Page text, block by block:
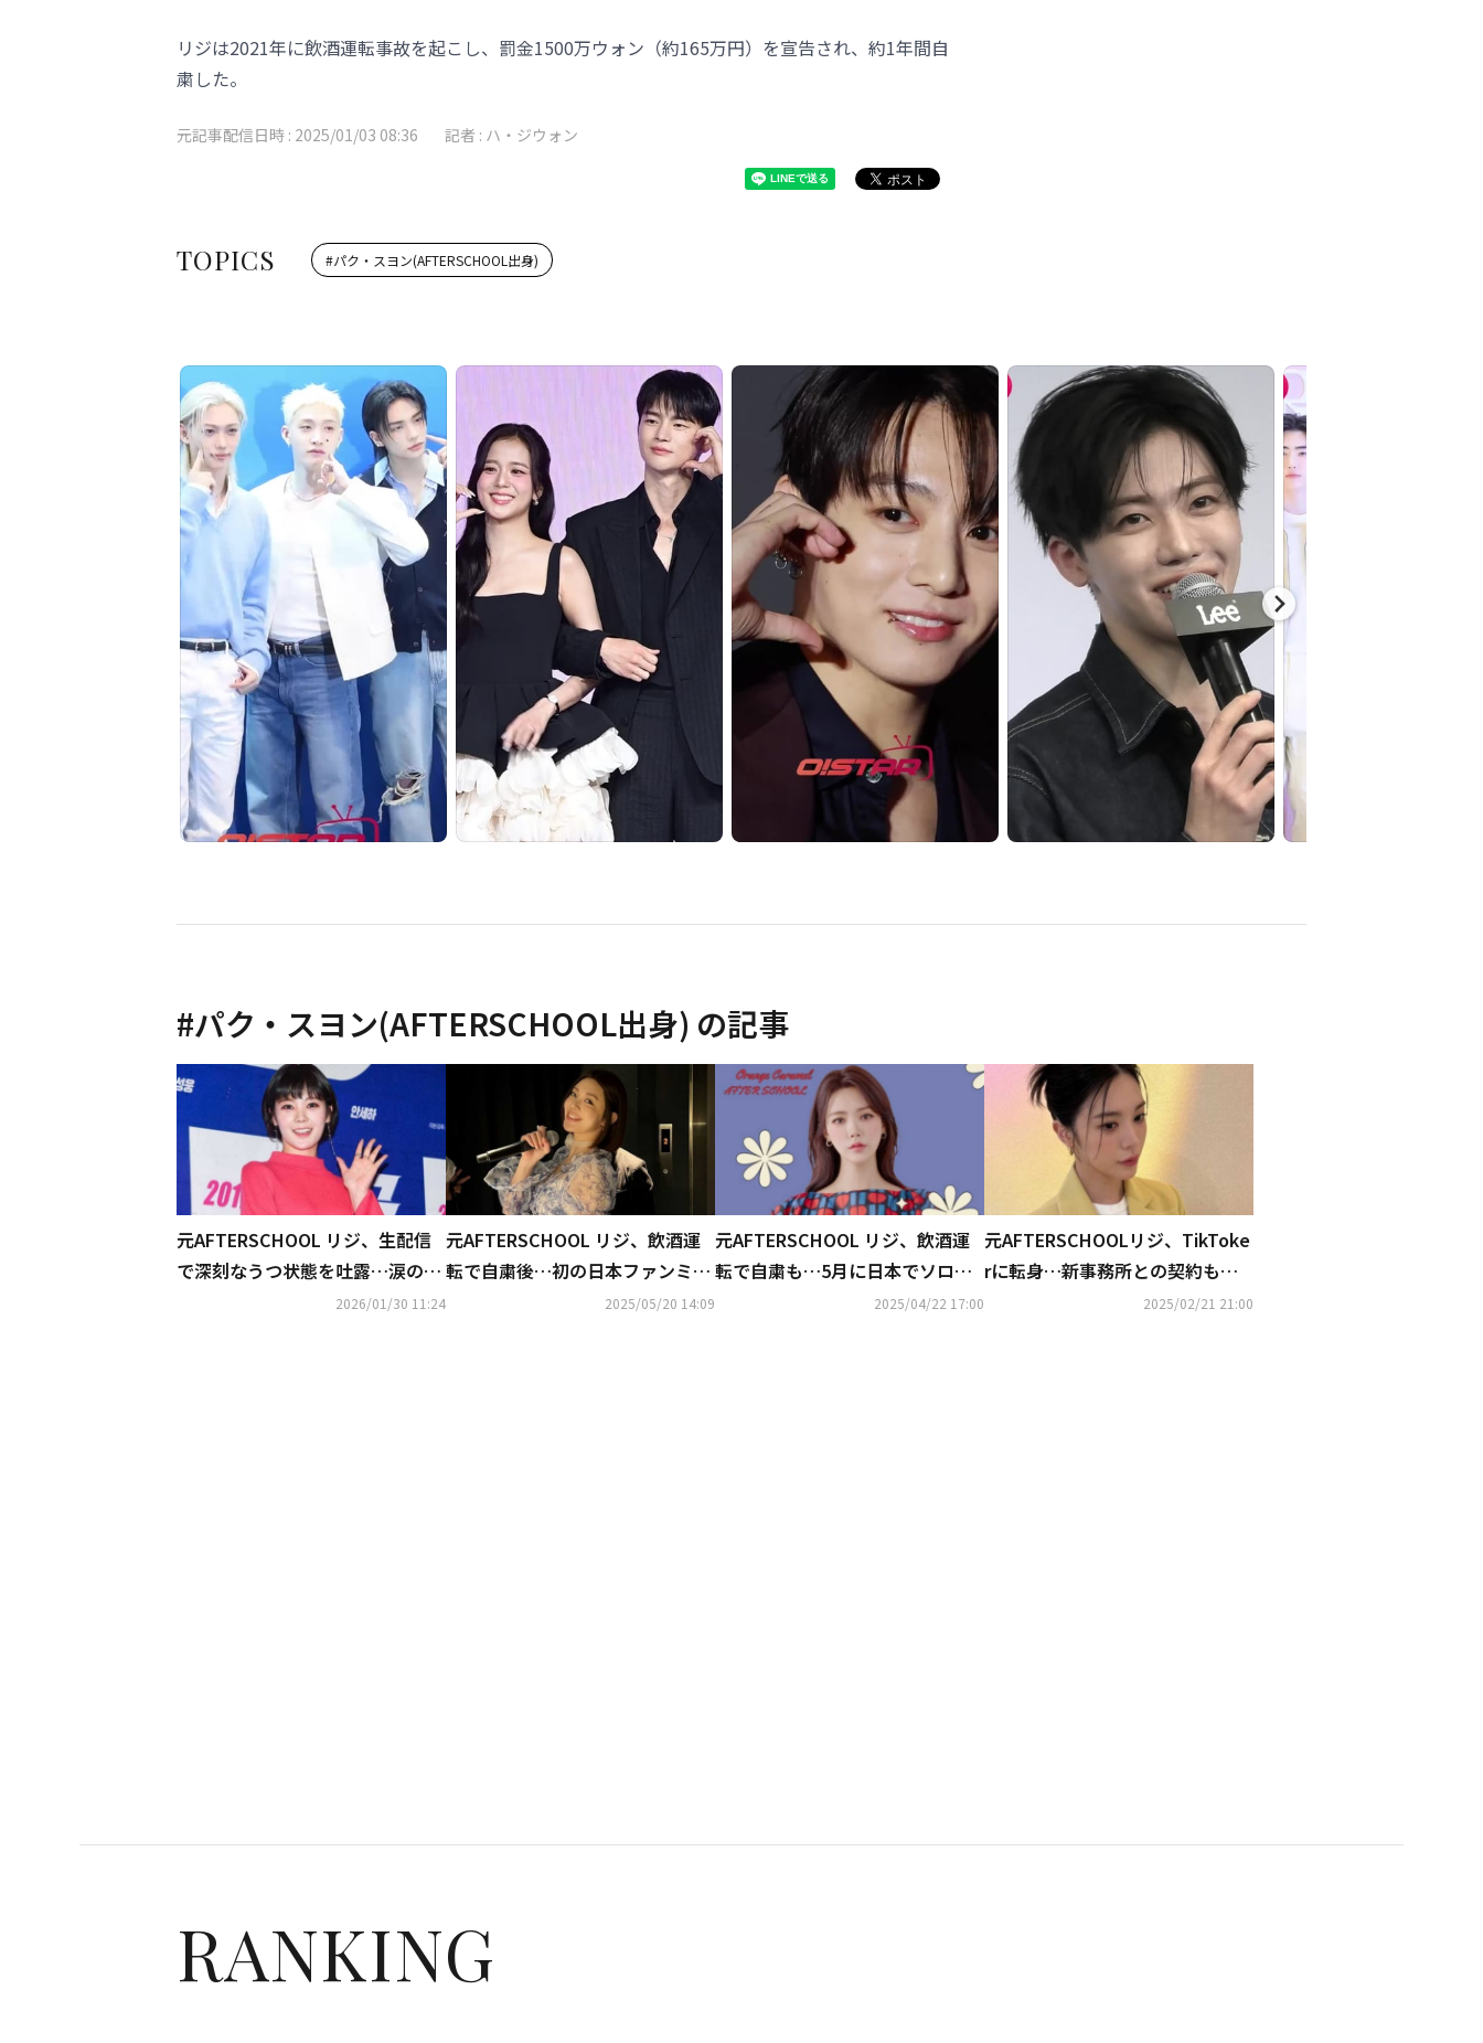
リジは2021年に飲酒運転事故を起こし、罰金1500万ウォン（約165万円）を宣告され、約1年間自
粛した。
元記事配信日時 : 2025/01/03 08:36 記者 : ハ・ジウォン
TOPICS #パク・スヨン(AFTERSCHOOL出身)
#パク・スヨン(AFTERSCHOOL出身) の記事
元AFTERSCHOOL リジ、生配信
で深刻なうつ状態を吐露…涙の訴
えに心配の声「生きるのがつら
2026/01/30 11:24
元AFTERSCHOOL リジ、飲酒運
転で自粛後…初の日本ファンミで
感激「二度とステージに立てない
2025/05/20 14:09
元AFTERSCHOOL リジ、飲酒運
転で自粛も…5月に日本でソロフ
ァンミーティング開催決定2025/04/22 17:00
元AFTERSCHOOLリジ、TikToke
rに転身…新事務所との契約も発
2025/02/21 21:00
RANKING